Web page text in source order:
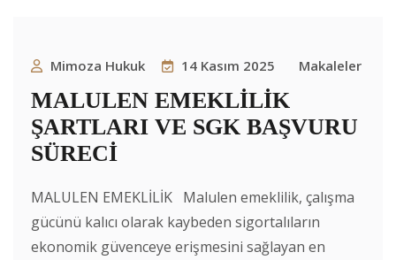
Mimoza Hukuk 14 Kasım 2025 Makaleler
MALULEN EMEKLİLİK
ŞARTLARI VE SGK BAŞVURU
SÜRECİ
MALULEN EMEKLİLİK Malulen emeklilik, çalışma
gücünü kalıcı olarak kaybeden sigortalıların
ekonomik güvenceye erişmesini sağlayan en